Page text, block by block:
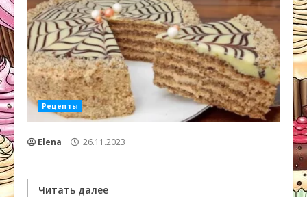
Рецепты
Elena 26.11.2023
Читать далее